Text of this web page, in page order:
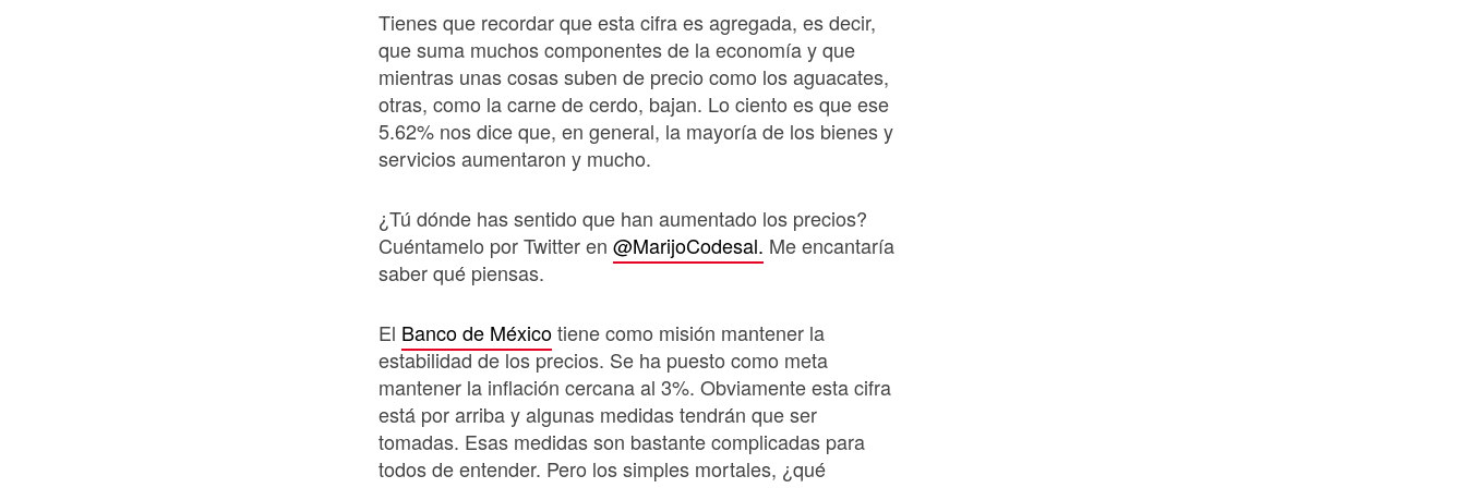
Tienes que recordar que esta cifra es agregada, es decir,
que suma muchos componentes de la economía y que
mientras unas cosas suben de precio como los aguacates,
otras, como la carne de cerdo, bajan. Lo ciento es que ese
5.62% nos dice que, en general, la mayoría de los bienes y
servicios aumentaron y mucho.
¿Tú dónde has sentido que han aumentado los precios?
Cuéntamelo por Twitter en @MarijoCodesal. Me encantaría
saber qué piensas.
El Banco de Méxicotiene como misión mantener la
estabilidad de los precios. Se ha puesto como meta
mantener la inflación cercana al 3%. Obviamente esta cifra
está por arriba y algunas medidas tendrán que ser
tomadas. Esas medidas son bastante complicadas para
todos de entender. Pero los simples mortales, ¿qué